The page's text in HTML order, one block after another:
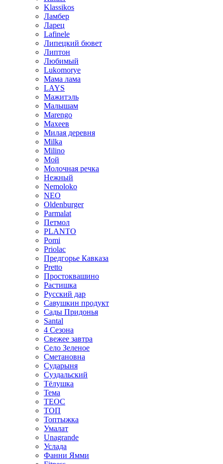
Klassikos
Ламбер
Ларец
Lafinele
Липецкий бювет
Липтон
Любимый
Lukomorye
Мама лама
LAYS
Мажитэль
Малышам
Marengo
Махеев
Милая деревня
Milka
Milino
Мой
Молочная речка
Нежный
Nemoloko
NEO
Oldenburger
Parmalat
Петмол
PLANTO
Pomi
Priolac
Предгорье Кавказа
Pretto
Простоквашино
Растишка
Русский дар
Савушкин продукт
Сады Придонья
Santal
4 Сезона
Свежее завтра
Село Зеленое
Сметановна
Сударыня
Суздальский
Тёлушка
Тема
ТЕОС
ТОП
Топтыжка
Умалат
Unagrande
Услада
Фанни Ямми